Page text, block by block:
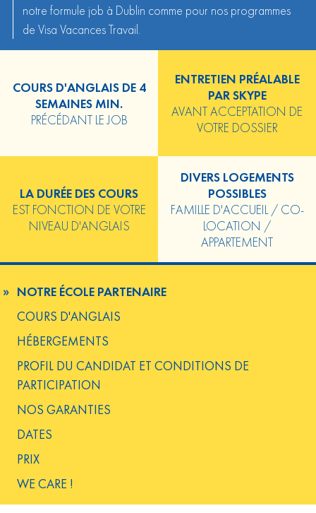
notre formule job à Dublin comme pour nos programmes
de Visa Vacances Travail.
COURS D'ANGLAIS DE 4
SEMAINES MIN.
PRÉCÉDANT LE JOB
ENTRETIEN PRÉALABLE
PAR SKYPE
AVANT ACCEPTATION DE
VOTRE DOSSIER
LA DURÉE DES COURS
EST FONCTION DE VOTRE
NIVEAU D'ANGLAIS
DIVERS LOGEMENTS
POSSIBLES
FAMILLE D'ACCUEIL / CO-
LOCATION /
APPARTEMENT
NOTRE ÉCOLE PARTENAIRE
COURS D'ANGLAIS
HÉBERGEMENTS
PROFIL DU CANDIDAT ET CONDITIONS DE
PARTICIPATION
NOS GARANTIES
DATES
PRIX
WE CARE !